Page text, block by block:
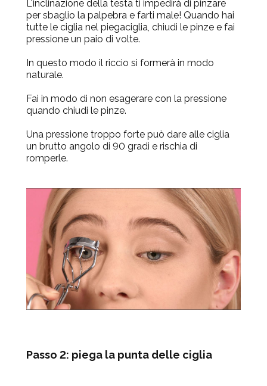
L'inclinazione della testa ti impedirà di pinzare
per sbaglio la palpebra e farti male! Quando hai
tutte le ciglia nel piegaciglia, chiudi le pinze e fai
pressione un paio di volte.
In questo modo il riccio si formerà in modo
naturale.
Fai in modo di non esagerare con la pressione
quando chiudi le pinze.
Una pressione troppo forte può dare alle ciglia
un brutto angolo di 90 gradi e rischia di
romperle.
Passo 2: piega la punta delle ciglia